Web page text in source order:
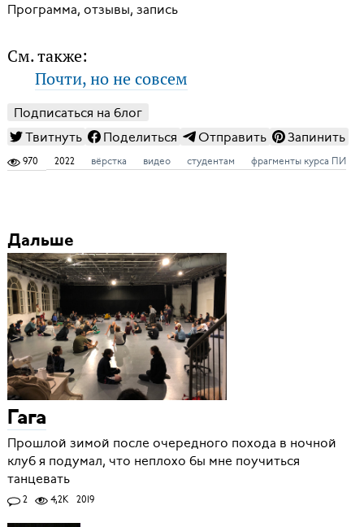
Программа, отзывы, запись
См. также:
Почти, но не совсем
Подписаться на блог
Твитнуть
Поделиться Отправить Запинить
970 2022 вёрстка видео студентам фрагменты курса ПИ
Дальше
Гага
Прошлой зимой после очередного похода в ночной
клуб я подумал, что неплохо бы мне поучиться
танцевать
2 4,2K 2019